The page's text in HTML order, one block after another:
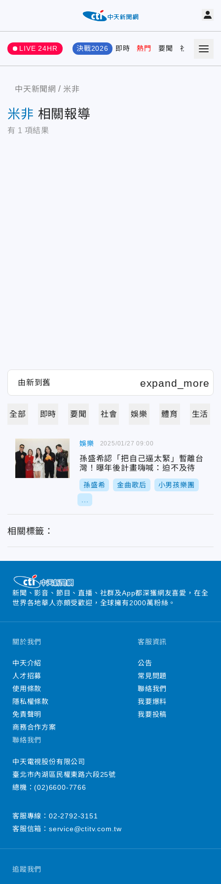
LIVE 24HR 決戰2026 即時 熱門 要聞 社會 娛樂
中天新聞網 米非
米非 相關報導
有 1 項結果
全部 即時 要聞 社會 娛樂 體育 生活
娛樂
孫盛希認「把自己逼太緊」暫離台
灣！曝年後計畫嗨喊：迫不及待
孫盛希 金曲歌后 小男孩樂團
2025/01/27 09:00
相關標籤：
新聞、影音、節目、直播、社群及App都深獲網友喜愛，在全
世界各地華人亦頗受歡迎，全球擁有2000萬粉絲。
追蹤我們
關於我們
中天介紹
人才招募
使用條款
隱私權條款
免責聲明
商務合作方案
客服資訊
公告
常見問題
聯絡我們
我要爆料
我要投稿
聯絡我們
中天電視股份有限公司
臺北市內湖區民權東路六段25號
總機：(02)6600-7766
客服專線： 02-2792-3151
客服信箱： service@ctitv.com.tw